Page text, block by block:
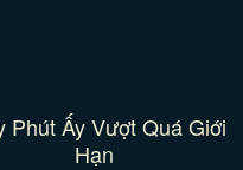
Phút Ấy Vượt Quá Giới
Hạn